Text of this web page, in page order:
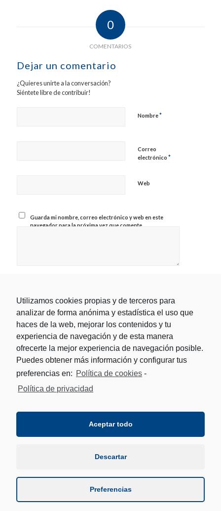
0
COMENTARIOS
Dejar un comentario
¿Quieres unirte a la conversación?
Siéntete libre de contribuir!
Nombre*
Correo
electrónico *
Web
Guarda mi nombre, correo electrónico y web en este
navegador para la próxima vez que comente.
© Copyright - Fundación Remonte Euskal Jai Fundazioa -HORIXE DISEÑO
Utilizamos cookies propias y de terceros para
analizar de forma anónima y estadística el uso que
haces de la web, mejorar los contenidos y tu
experiencia de navegación y de esta manera
ofrecerte la mejor experiencia de navegación posible.
Puedes obtener más información y configurar tus
preferencias en: Política de cookies -
Política de privacidad
Aceptar todo
Descartar
Preferencias